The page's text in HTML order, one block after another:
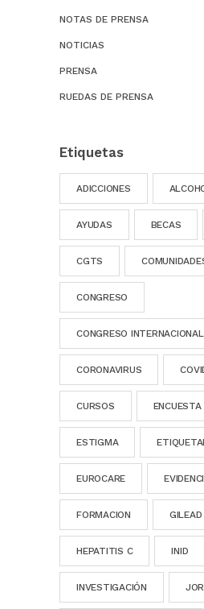
NOTAS DE PRENSA
NOTICIAS
PRENSA
RUEDAS DE PRENSA
Etiquetas
ADICCIONES
AYUDAS BECAS
CGTS
CONGRESO
CONGRESO INTERNACIONAL
CORONAVIRUS
CURSOS ENCUESTA
ESTIGMA
EUROCARE
FORMACION GILEAD
HEPATITIS C INID
INVESTIGACIÓN